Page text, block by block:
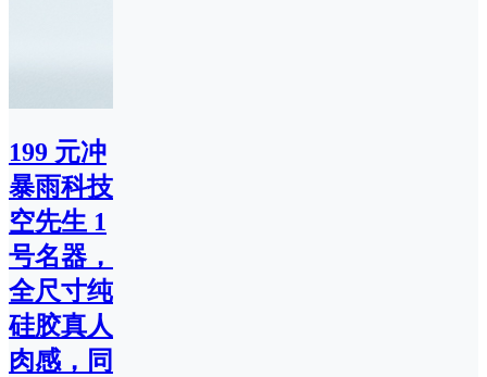
199 元冲
暴雨科技
空先生 1
号名器，
全尺寸纯
硅胶真人
肉感，同